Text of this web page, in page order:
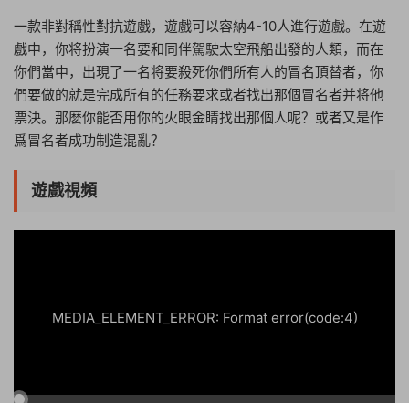
一款非對稱性對抗遊戲，遊戲可以容納4-10人進行遊戲。在遊
戲中，你将扮演一名要和同伴駕駛太空飛船出發的人類，而在
你們當中，出現了一名将要殺死你們所有人的冒名頂替者，你
們要做的就是完成所有的任務要求或者找出那個冒名者并将他
票決。那麽你能否用你的火眼金睛找出那個人呢？或者又是作
爲冒名者成功制造混亂？
遊戲視頻
MEDIA_ELEMENT_ERROR: Format error(code:4)